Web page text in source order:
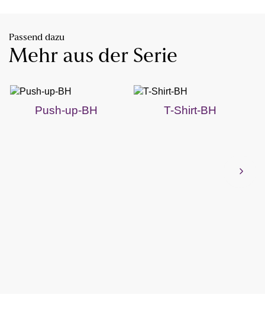
Passend dazu
Mehr aus der Serie
Push-up-BH T-Shirt-BH